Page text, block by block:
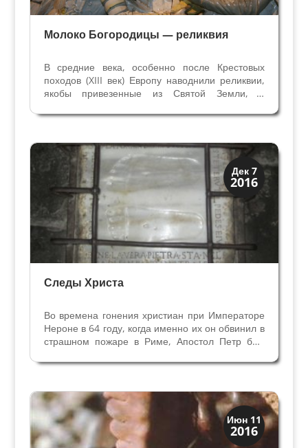
Молоко Богородицы — реликвия
В средние века, особенно после Крестовых
походов (XIII век) Европу наводнили реликвии,
якобы привезенные из Святой Земли, и
выдаваемых за священные реликвии. Читайте
Животворящий Крест? Святыми...
Дек 7
2016
Святые и реликвии
Традиции
Следы Христа
Во времена гонения христиан при Императоре
Нероне в 64 году, когда именно их он обвинил в
страшном пожаре в Риме, Апостол Петр был
Мамертино (около Кампидолия). Его
обратились в христианство и...
Июн 11
2016
Святые и реликвии
Традиции